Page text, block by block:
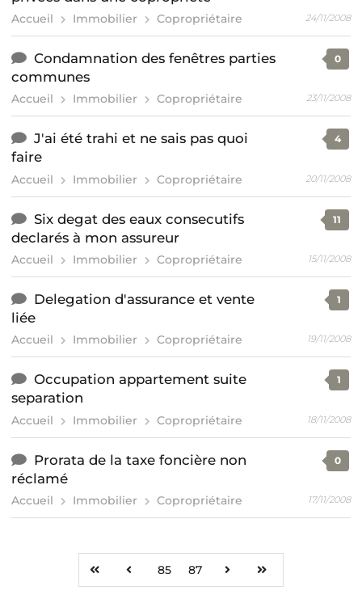
Accueil Immobilier Copropriétaire 24/11/2008
Condamnation des fenêtres parties
communes
Accueil Immobilier Copropriétaire
0
23/11/2008
J'ai été trahi et ne sais pas quoi
faire
Accueil Immobilier Copropriétaire
4
20/11/2008
Six degat des eaux consecutifs
declarés à mon assureur
Accueil Immobilier Copropriétaire
11
15/11/2008
Delegation d'assurance et vente
liée
Accueil Immobilier Copropriétaire
1
19/11/2008
Occupation appartement suite
separation
Accueil Immobilier Copropriétaire
1
18/11/2008
Prorata de la taxe foncière non
réclamé
Accueil Immobilier Copropriétaire
0
17/11/2008
85 87